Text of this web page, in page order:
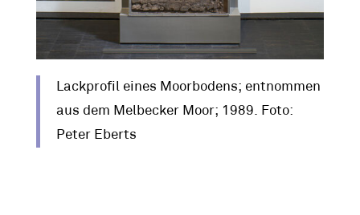
Lackprofil eines Moorbodens; entnommen
aus dem Melbecker Moor; 1989. Foto:
Peter Eberts